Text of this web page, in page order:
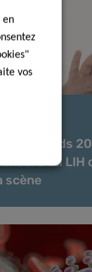
2021
FNR Awards
du LIH
scène
en
vos